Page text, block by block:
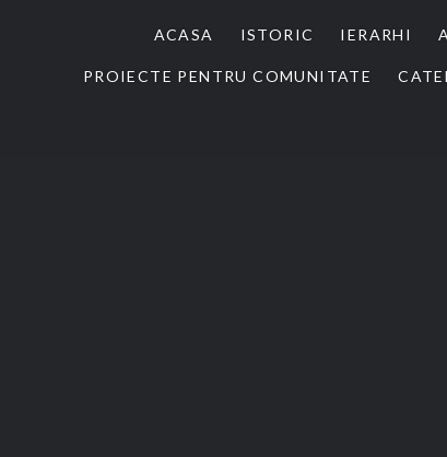
ACASA ISTORIC IERARHI
PROIECTE PENTRU COMUNITATE